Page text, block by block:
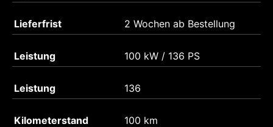
Lieferfrist 2 Wochen ab Bestellung
Leistung 100 kW / 136 PS
Leistung 136
Kilometerstand 100 km